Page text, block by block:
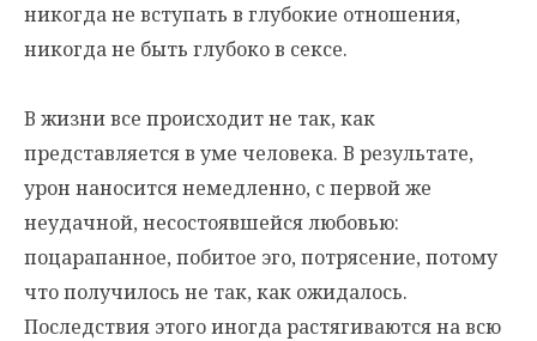
никогда не вступать в глубокие отношения,
никогда не быть глубоко в сексе.
В жизни все происходит не так, как
представляется в уме человека. В результате,
урон наносится немедленно, с первой же
неудачной, несостоявшейся любовью:
поцарапанное, побитое эго, потрясение, потому
что получилось не так, как ожидалось.
Последствия этого иногда растягиваются на всю